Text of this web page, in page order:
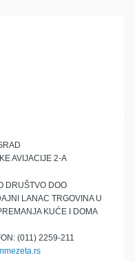
AVIJACIJE 2-A
DRUŠTVO DOO
LANAC TRGOVINA U
KUĆE I DOMA
(011) 2259-211